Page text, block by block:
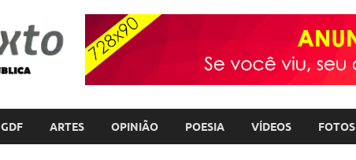
FOTO com TEXTO
POLÍTICA – COTIDIANO – ULTILIDADE PÚBLICA
GDF ARTES OPINIÃO POESIA VÍDEOS FOTOS